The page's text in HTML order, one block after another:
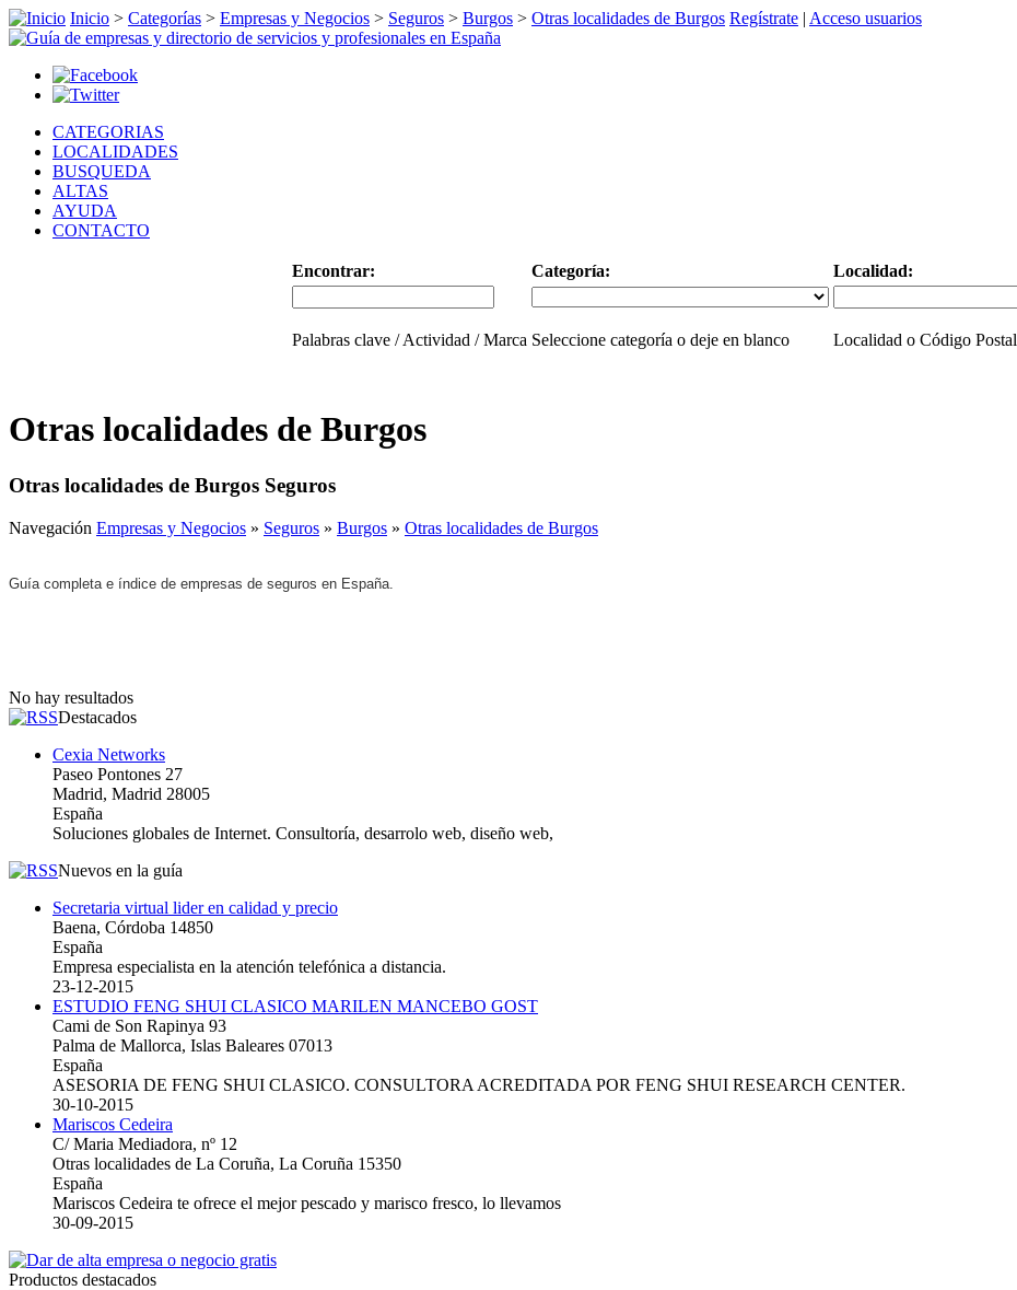
Inicio > Categorías > Empresas y Negocios > Seguros > Burgos > Otras localidades de Burgos Regístrate | Acceso usuarios
CATEGORIAS
LOCALIDADES
BUSQUEDA
ALTAS
AYUDA
CONTACTO
Encontrar: Categoría: Localidad:
Palabras clave / Actividad / Marca Seleccione categoría o deje en blanco Localidad o Código Postal
Otras localidades de Burgos
Otras localidades de Burgos Seguros
Navegación Empresas y Negocios » Seguros » Burgos » Otras localidades de Burgos
Guía completa e índice de empresas de seguros en España.
No hay resultados
Destacados
Cexia Networks
Paseo Pontones 27
Madrid, Madrid 28005
España
Soluciones globales de Internet. Consultoría, desarrolo web, diseño web,
Nuevos en la guía
Secretaria virtual lider en calidad y precio
Baena, Córdoba 14850
España
Empresa especialista en la atención telefónica a distancia.
23-12-2015
ESTUDIO FENG SHUI CLASICO MARILEN MANCEBO GOST
Cami de Son Rapinya 93
Palma de Mallorca, Islas Baleares 07013
España
ASESORIA DE FENG SHUI CLASICO. CONSULTORA ACREDITADA POR FENG SHUI RESEARCH CENTER.
30-10-2015
Mariscos Cedeira
C/ Maria Mediadora, nº 12
Otras localidades de La Coruña, La Coruña 15350
España
Mariscos Cedeira te ofrece el mejor pescado y marisco fresco, lo llevamos
30-09-2015
Productos destacados